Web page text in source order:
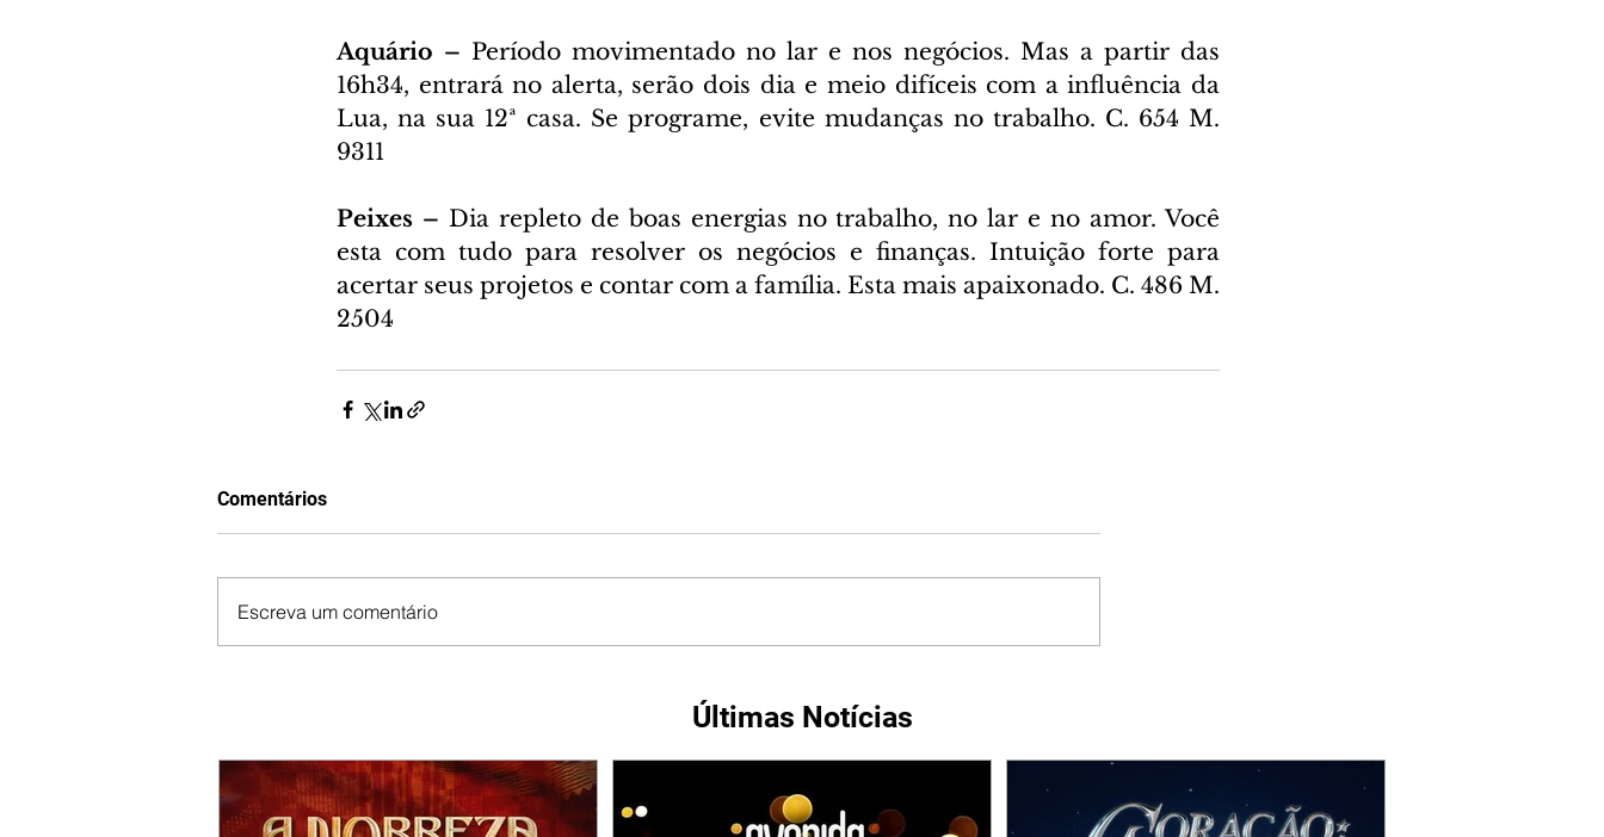
Aquário – Período movimentado no lar e nos negócios. Mas a partir das
16h34, entrará no alerta, serão dois dia e meio difíceis com a influência da
Lua, na sua 12ª casa. Se programe, evite mudanças no trabalho. C. 654 M.
9311
Peixes – Dia repleto de boas energias no trabalho, no lar e no amor. Você
esta com tudo para resolver os negócios e finanças. Intuição forte para
acertar seus projetos e contar com a família. Esta mais apaixonado. C. 486 M.
2504
Comentários
Escreva um comentário
Últimas Notícias